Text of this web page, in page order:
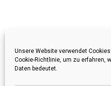
Unsere Website verwendet
Cookie-Richtlinie, um zu erfahren,
Daten bedeutet.